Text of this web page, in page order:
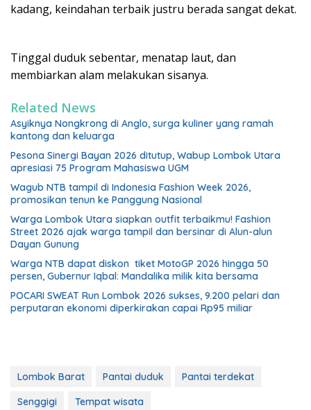
kadang, keindahan terbaik justru berada sangat dekat.
Tinggal duduk sebentar, menatap laut, dan
membiarkan alam melakukan sisanya.
Related News
Asyiknya Nongkrong di Anglo, surga kuliner yang ramah
kantong dan keluarga
Pesona Sinergi Bayan 2026 ditutup, Wabup Lombok Utara
apresiasi 75 Program Mahasiswa UGM
Wagub NTB tampil di Indonesia Fashion Week 2026,
promosikan tenun ke Panggung Nasional
Warga Lombok Utara siapkan outfit terbaikmu! Fashion
Street 2026 ajak warga tampil dan bersinar di Alun-alun
Dayan Gunung
Warga NTB dapat diskon tiket MotoGP 2026 hingga 50
persen, Gubernur Iqbal: Mandalika milik kita bersama
POCARI SWEAT Run Lombok 2026 sukses, 9.200 pelari dan
perputaran ekonomi diperkirakan capai Rp95 miliar
Lombok Barat Pantai duduk
Pantai terdekat
Senggigi
Tempat wisata